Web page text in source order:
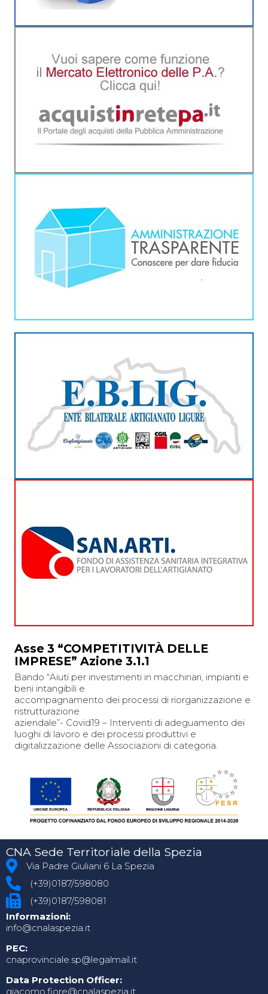
Asse 3 “COMPETITIVITÀ DELLE
IMPRESE” Azione 3.1.1
Bando “Aiuti per investimenti in macchinari, impianti e
beni intangibili e
accompagnamento dei processi di riorganizzazione e
ristrutturazione
aziendale”- Covid19 – Interventi di adeguamento dei
luoghi di lavoro e dei processi produttivi e
digitalizzazione delle Associazioni di categoria.
CNA Sede Territoriale della Spezia
Via Padre Giuliani 6 La Spezia
(+39)0187/598080
(+39)0187/598081
Informazioni:
info@cnalaspezia.it
PEC:
cnaprovinciale.sp@legalmail.it
Data Protection Officer:
giacomo.fiore@cnalaspezia.it